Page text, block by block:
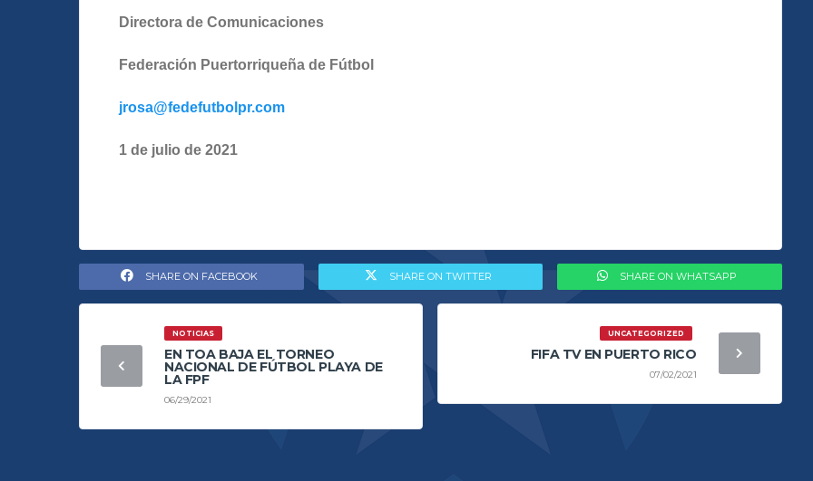
Directora de Comunicaciones
Federación Puertorriqueña de Fútbol
jrosa@fedefutbolpr.com
1 de julio de 2021
SHARE ON FACEBOOK SHARE ON TWITTER SHARE ON WHATSAPP
NOTICIAS
EN TOA BAJA EL TORNEO
NACIONAL DE FÚTBOL PLAYA DE
LA FPF
06/29/2021
UNCATEGORIZED
FIFA TV EN PUERTO RICO
07/02/2021